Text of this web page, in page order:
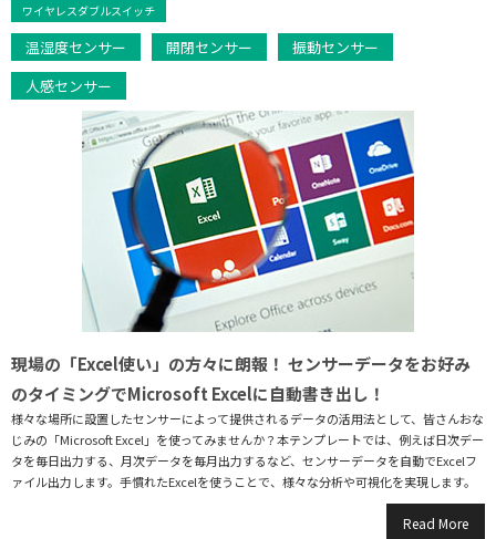
ワイヤレスダブルスイッチ
温湿度センサー 開閉センサー
振動センサー
人感センサー
現場の「Excel使い」の方々に朗報！ センサーデータをお好み
のタイミングでMicrosoft Excelに自動書き出し！
様々な場所に設置したセンサーによって提供されるデータの活用法として、皆さんおな
じみの「Microsoft Excel」を使ってみませんか？本テンプレートでは、例えば日次デー
タを毎日出力する、月次データを毎月出力するなど、センサーデータを自動でExcelフ
ァイル出力します。手慣れたExcelを使うことで、様々な分析や可視化を実現します。
Read More